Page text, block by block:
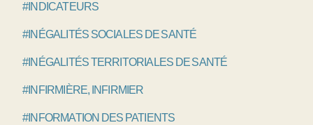
#INDICATEURS
#INÉGALITÉS SOCIALES DE SANTÉ
#INÉGALITÉS TERRITORIALES DE SANTÉ
#INFIRMIÈRE, INFIRMIER
#INFORMATION DES PATIENTS